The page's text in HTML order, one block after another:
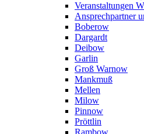
Veranstaltungen
Ansprechpartner
Boberow
Dargardt
Deibow
Garlin
Groß Warnow
Mankmuß
Mellen
Milow
Pinnow
Pröttlin
Rambow